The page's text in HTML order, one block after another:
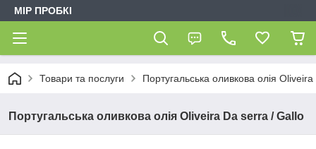
МІР ПРОБКІ
Товари та послуги Португальська оливкова олія
Португальська оливкова олія Oliveira Da serra / Gallo